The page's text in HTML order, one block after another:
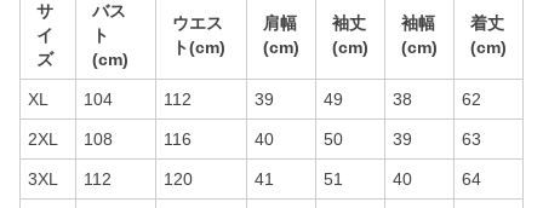
サ
イ
ズ
バス
ト
(cm)
ウエス
ト(cm)
肩幅
(cm)
袖丈
(cm)
袖幅
(cm)
着丈
(cm)
XL 104 112 39 49 38 62
2XL 108 116 40 50 39 63
3XL 112 120 41 51 40 64